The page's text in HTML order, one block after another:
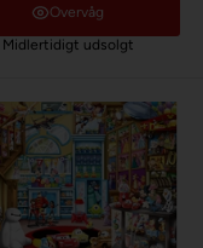
Overvåg
Midlertidigt udsolgt